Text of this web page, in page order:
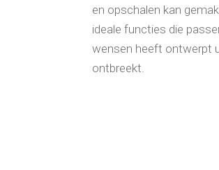
en opschalen kan
ideale functies die
wensen heeft ontwerpt
ontbreekt.